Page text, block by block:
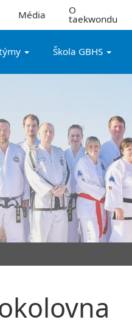
Média O
taekwondu
Škola GBHS